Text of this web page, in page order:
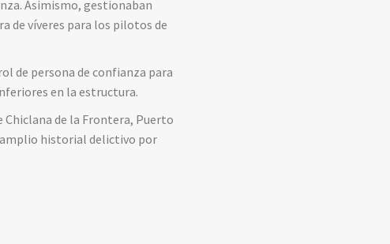
Asimismo, gestionaban
de víveres para los pilotos de
de persona de confianza para
en la estructura.
de la Frontera, Puerto
amplio historial delictivo por